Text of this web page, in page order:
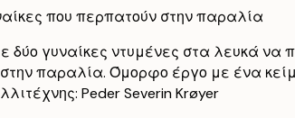
που περπατούν στην παραλία
δύο γυναίκες ντυμένες στα λευκά να
παραλία. Όμορφο έργο με ένα
Peder Severin Krøyer